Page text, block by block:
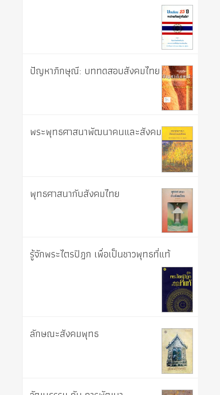
ปัญหาภิกษุณี: บททดสอบสังคมไทย
พระพุทธศาสนาพัฒนาคนและสังคม
พุทธศาสนากับสังคมไทย
รู้จักพระไตรปิฎก เพื่อเป็นชาวพุทธที่แท้
ลักษณะสังคมพุทธ